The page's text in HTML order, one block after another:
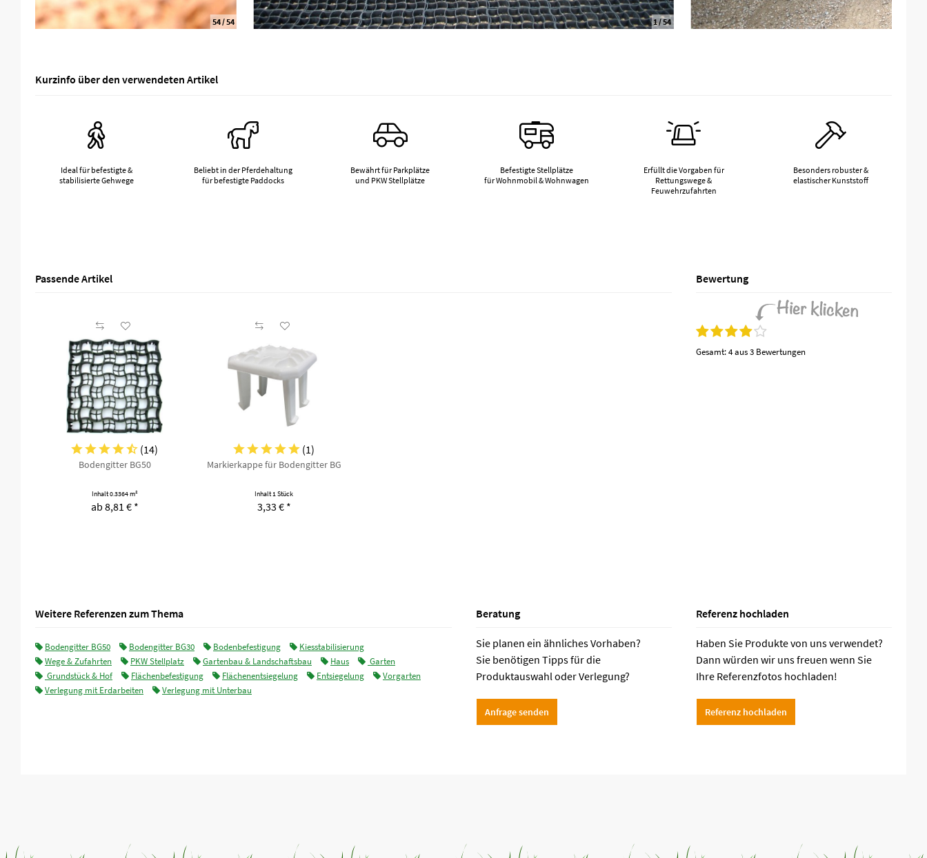
1/ 54 2/ 54
Kurzinfo über den verwendeten Artikel
Ideal für befestigte &
stabilisierte Gehwege
Beliebt in der Pferdehaltung
für befestigte Paddocks
Bewährt für Parkplätze
und PKW Stellplätze
Befestigte Stellplätze
für Wohnmobil & Wohnwagen
Erfüllt die Vorgaben für
Rettungswege &
Feuwehrzufahrten
Besonders robuster &
elastischer Kunststoff
Passende Artikel
(14)
Bodengitter BG50
Inhalt0.3364 m²
ab 8,81 € *
(1)
Markierkappe für Bodengitter BG
Inhalt1 Stück
3,33 € *
Bewertung
Gesamt:4 aus 3 Bewertungen
Weitere Referenzen zum Thema
Bodengitter BG50 Bodengitter BG30 Bodenbefestigung
Kiesstabilisierung
Wege & Zufahrten
PKW Stellplatz Gartenbau & Landschaftsbau Haus
Garten
Grundstück & Hof
Flächenbefestigung Flächenentsiegelung Entsiegelung
Vorgarten
Verlegung mit Erdarbeiten
Verlegung mit Unterbau
Beratung
Sie planen ein ähnliches Vorhaben?
Sie benötigen Tipps für die
Produktauswahl oder Verlegung?
Anfrage senden
Referenz hochladen
Haben Sie Produkte von uns verwendet?
Dann würden wir uns freuen wenn Sie
Ihre Referenzfotos hochladen!
Referenz hochladen